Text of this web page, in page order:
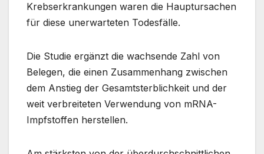
Krebserkrankungen waren die Hauptursachen
für diese unerwarteten Todesfälle.
Die Studie ergänzt die wachsende Zahl von
Belegen, die einen Zusammenhang zwischen
dem Anstieg der Gesamtsterblichkeit und der
weit verbreiteten Verwendung von mRNA-
Impfstoffen herstellen.